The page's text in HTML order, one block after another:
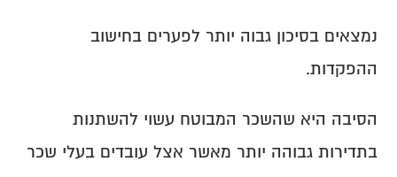
ההפקדות.